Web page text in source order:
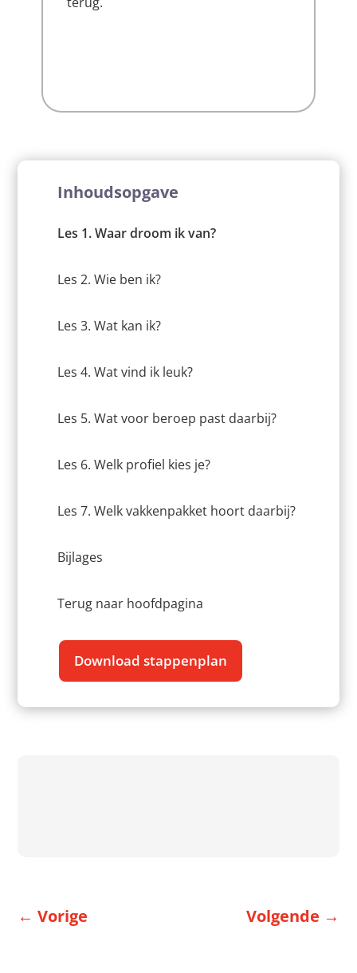
Inhoudsopgave
Les 1. Waar droom ik van?
Les 2. Wie ben ik?
Les 3. Wat kan ik?
Les 4. Wat vind ik leuk?
Les 5. Wat voor beroep past daarbij?
Les 6. Welk profiel kies je?
Les 7. Welk vakkenpakket hoort daarbij?
Bijlages
Terug naar hoofdpagina
Download stappenplan
←Vorige Volgende →